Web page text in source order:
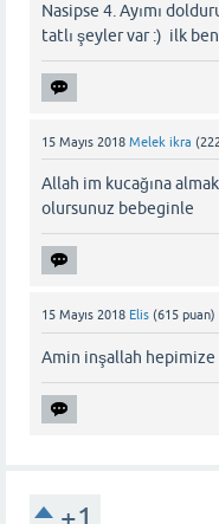
Nasipse 4. Ayımı
tatlı şeyler var :) ilk
15 Mayıs 2018 Melek ikra (222
Allah im kucağına
olursunuz bebeginle
15 Mayıs 2018 Elis (615 puan)
Amin inşallah hepimize
+1